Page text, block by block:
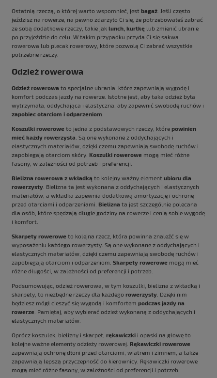
Ostatnią rzeczą, o której warto wspomnieć, jest bagaż . Jeśli często
jeździsz na rowerze, na pewno zdarzyło Ci się, że potrzebowałeś zabrać
ze sobą dodatkowe rzeczy, takie jak lunch, kurtkę lub zmienić ubranie
po przyjeździe do celu. W takim przypadku przyda Ci się sakwa
rowerowa lub plecak rowerowy , które pozwolą Ci zabrać wszystkie
potrzebne rzeczy.
Odzież rowerowa
Odzież rowerowa to specjalne ubrania, które zapewniają wygodę i
komfort podczas jazdy na rowerze. Istotne jest, aby taka odzież była
wytrzymała, oddychająca i elastyczna, aby zapewnić swobodę ruchów i
zapobiec otarciom i odparzeniom
Koszulki rowerowe to jedna z podstawowych rzeczy, które powinien
mieć każdy rowerzysta . Są one wykonane z oddychających i
elastycznych materiałów, dzięki czemu zapewniają swobodę ruchów i
zapobiegają otarciom skóry. Koszulki rowerowe mogą mieć różne
fasony, w zależności od potrzeb i preferencji.
Bielizna rowerowa z wkładką to kolejny ważny element ubioru dla
rowerzysty . Bielizna ta jest wykonana z oddychających i elastycznych
materiałów, a wkładka zapewnia dodatkową amortyzację i ochronę
przed otarciami i odparzeniami. Bielizna ta jest szczególnie polecana
dla osób, które spędzają długie godziny na rowerze i cenią sobie wygodę
i komfort.
Skarpety rowerowe to kolejna rzecz, która powinna znaleźć się w
wyposażeniu każdego rowerzysty. Są one wykonane z oddychających i
elastycznych materiałów, dzięki czemu zapewniają swobodę ruchów i
zapobiegają otarciom i odparzeniom. Skarpety rowerowe mogą mieć
różne długości, w zależności od preferencji i potrzeb.
Podsumowując, odzież rowerowa, w tym koszulki, bielizna z wkładką i
skarpety, to niezbędne rzeczy dla każdego rowerzysty . Dzięki nim
będziesz mógł cieszyć się wygodą i komfortem podczas jazdy na
rowerze . Pamiętaj, aby wybierać odzież wykonaną z oddychających i
elastycznych materiałów.
Oprócz koszulek, bielizny i skarpet, rękawiczki i opaski na głowę to
kolejne ważne elementy odzieży rowerowej. Rękawiczki rowerowe
zapewniają ochronę dłoni przed otarciami, wiatrem i zimnem, a także
zapewniają lepszą przyczepność do kierownicy. Rękawiczki rowerowe
mogą mieć różne fasony, w zależności od preferencji i potrzeb.